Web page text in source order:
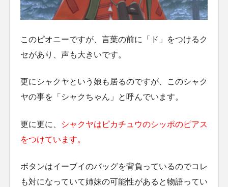
このピオニーですが、言葉の前に「ド」をつけるク
セがあり、声も大きいです。
更にシャクヤという娘も居るのですが、このシャク
ヤの事を「シャクちゃん」と呼んでいます。
更に更に、
シャクヤはピカチュウのシッポのピアス
をつけています。
ボタンはイーブイのバッグを背負っているのでコレ
も対になっていて姉妹の可能性があると物語ってい